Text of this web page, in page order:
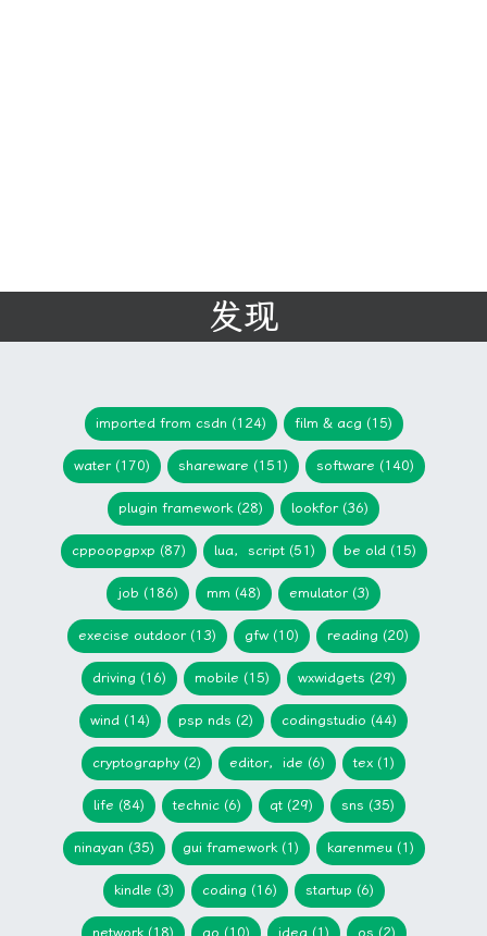
发现
imported from csdn (124) film & acg (15)
water (170) shareware (151) software (140)
plugin framework (28) lookfor (36)
cppoopgpxp (87) lua，script (51) be old (15)
job (186) mm (48) emulator (3)
execise outdoor (13) gfw (10) reading (20)
driving (16) mobile (15) wxwidgets (29)
wind (14) psp nds (2) codingstudio (44)
cryptography (2) editor，ide (6) tex (1)
life (84) technic (6) qt (29) sns (35)
ninayan (35) gui framework (1) karenmeu (1)
kindle (3) coding (16) startup (6)
network (18) go (10) idea (1) os (2)